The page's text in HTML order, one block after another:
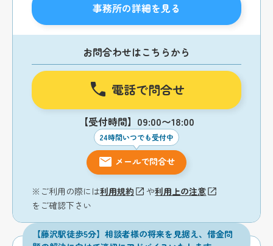
事務所の詳細を見る
お問合わせはこちらから
電話で問合せ
【受付時間】09:00〜18:00
24時間いつでも受付中
メールで問合せ
※ご利用の際には利用規約 や利用上の注意
をご確認下さい
【藤沢駅徒歩5分】相談者様の将来を見据え、借金問